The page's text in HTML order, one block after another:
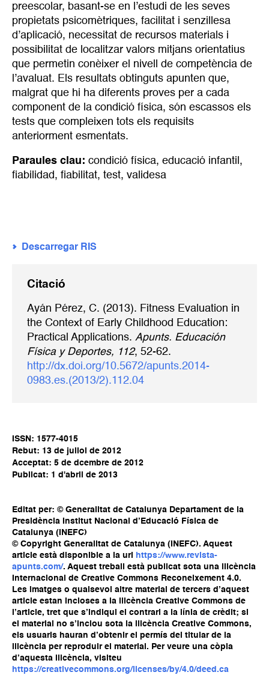
preescolar, basant-se en l’estudi de les seves
propietats psicomètriques, facilitat i senzillesa
d’aplicació, necessitat de recursos materials i
possibilitat de localitzar valors mitjans orientatius
que permetin conèixer el nivell de competència de
l’avaluat. Els resultats obtinguts apunten que,
malgrat que hi ha diferents proves per a cada
component de la condició física, són escassos els
tests que compleixen tots els requisits
anteriorment esmentats.
Paraules clau: condició física, educació infantil ,
fiabilidad, fiabilitat, test, validesa
Descarregar RIS
Citació
Ayán Pérez, C. (2013). Fitness Evaluation in
the Context of Early Childhood Education:
Practical Applications. Apunts. Educación
Física y Deportes, 112, 52-62.
http://dx.doi.org/10.5672/apunts.2014-
0983.es.(2013/2).112.04
ISSN: 1577-4015
Rebut: 13 de juliol de 2012
Acceptat: 5 de dcembre de 2012
Publicat: 1 d'abril de 2013
Editat per: © Generalitat de Catalunya Departament de la
Presidència Institut Nacional d’Educació Física de
Catalunya (INEFC)
© Copyright Generalitat de Catalunya (INEFC). Aquest
article està disponible a la url
https://www.revista-
apunts.com/. Aquest treball està publicat sota una llicència
Internacional de Creative Commons Reconeixement 4.0.
Les imatges o qualsevol altre material de tercers d’aquest
article estan incloses a la llicència Creative Commons de
l’article, tret que s’indiqui el contrari a la línia de crèdit; si
el material no s’inclou sota la llicència Creative Commons,
els usuaris hauran d’obtenir el permís del titular de la
llicència per reproduir el material. Per veure una còpia
d’aquesta llicència, visiteu
https://creativecommons.org/licenses/by/4.0/deed.ca